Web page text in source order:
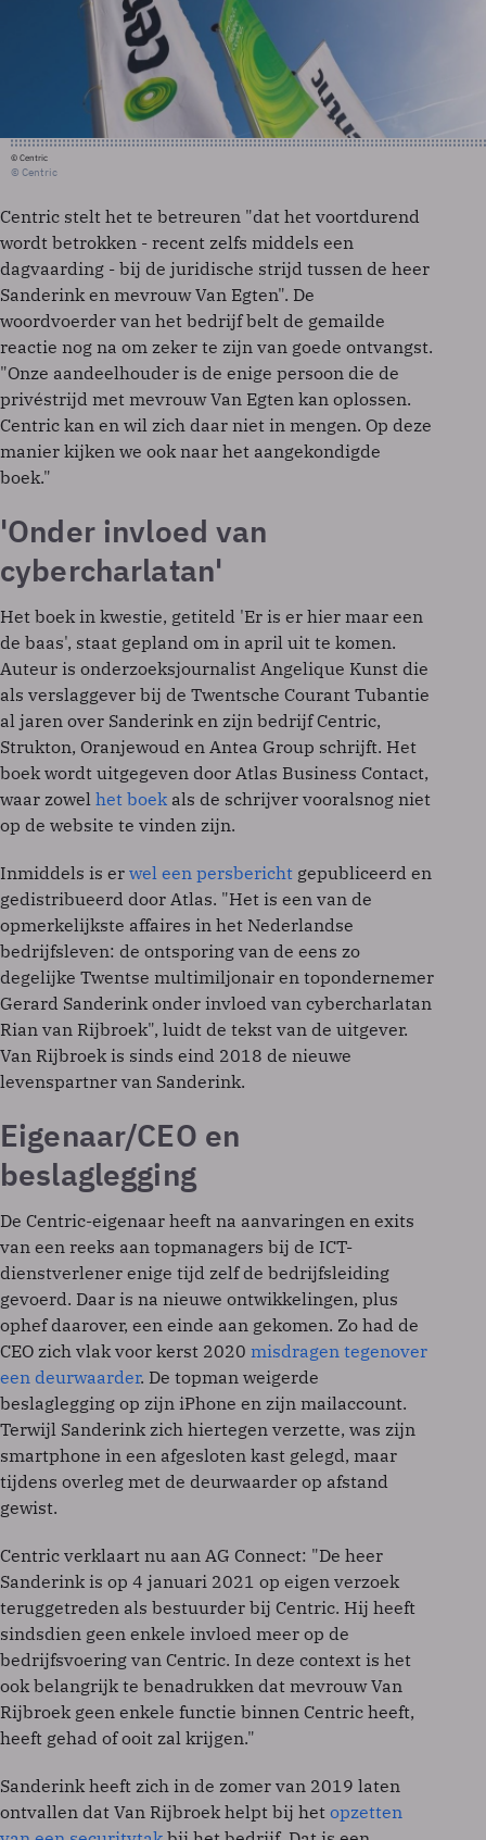
© Centric
© Centric
Centric stelt het te betreuren "dat het voortdurend
wordt betrokken - recent zelfs middels een
dagvaarding - bij de juridische strijd tussen de heer
Sanderink en mevrouw Van Egten". De
woordvoerder van het bedrijf belt de gemailde
reactie nog na om zeker te zijn van goede ontvangst.
"Onze aandeelhouder is de enige persoon die de
privéstrijd met mevrouw Van Egten kan oplossen.
Centric kan en wil zich daar niet in mengen. Op deze
manier kijken we ook naar het aangekondigde
boek."
'Onder invloed van
cybercharlatan'
Het boek in kwestie, getiteld 'Er is er hier maar een
de baas', staat gepland om in april uit te komen.
Auteur is onderzoeksjournalist Angelique Kunst die
als verslaggever bij de Twentsche Courant Tubantie
al jaren over Sanderink en zijn bedrijf Centric,
Strukton, Oranjewoud en Antea Group schrijft. Het
boek wordt uitgegeven door Atlas Business Contact,
waar zowel het boek als de schrijver vooralsnog niet
op de website te vinden zijn.
Inmiddels is er wel een persbericht gepubliceerd en
gedistribueerd door Atlas. "Het is een van de
opmerkelijkste affaires in het Nederlandse
bedrijfsleven: de ontsporing van de eens zo
degelijke Twentse multimiljonair en topondernemer
Gerard Sanderink onder invloed van cybercharlatan
Rian van Rijbroek", luidt de tekst van de uitgever.
Van Rijbroek is sinds eind 2018 de nieuwe
levenspartner van Sanderink.
Eigenaar/CEO en
beslaglegging
De Centric-eigenaar heeft na aanvaringen en exits
van een reeks aan topmanagers bij de ICT-
dienstverlener enige tijd zelf de bedrijfsleiding
gevoerd. Daar is na nieuwe ontwikkelingen, plus
ophef daarover, een einde aan gekomen. Zo had de
CEO zich vlak voor kerst 2020 misdragen tegenover
een deurwaarder. De topman weigerde
beslaglegging op zijn iPhone en zijn mailaccount.
Terwijl Sanderink zich hiertegen verzette, was zijn
smartphone in een afgesloten kast gelegd, maar
tijdens overleg met de deurwaarder op afstand
gewist.
Centric verklaart nu aan AG Connect: "De heer
Sanderink is op 4 januari 2021 op eigen verzoek
teruggetreden als bestuurder bij Centric. Hij heeft
sindsdien geen enkele invloed meer op de
bedrijfsvoering van Centric. In deze context is het
ook belangrijk te benadrukken dat mevrouw Van
Rijbroek geen enkele functie binnen Centric heeft,
heeft gehad of ooit zal krijgen."
Sanderink heeft zich in de zomer van 2019 laten
ontvallen dat Van Rijbroek helpt bij het opzetten